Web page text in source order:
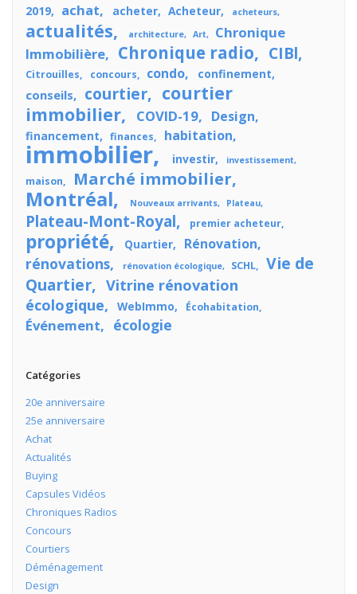
2019 achat acheter Acheteur acheteurs
actualités architecture Art
Chronique
Immobilière
Chronique radio CIBl
Citrouilles concours condo confinement
conseils courtier
courtier
immobilier
COVID-19 Design
financement finances habitation
immobilier investir investissement
maison Marché immobilier
Montréal Nouveaux arrivants Plateau
Plateau-Mont-Royal premier acheteur
propriété Quartier Rénovation
rénovations rénovation écologique SCHL
Vie de
Quartier
Vitrine rénovation
écologique
WebImmo Écohabitation
Événement écologie
Catégories
20e anniversaire
25e anniversaire
Achat
Actualités
Buying
Capsules Vidéos
Chroniques Radios
Concours
Courtiers
Déménagement
Design